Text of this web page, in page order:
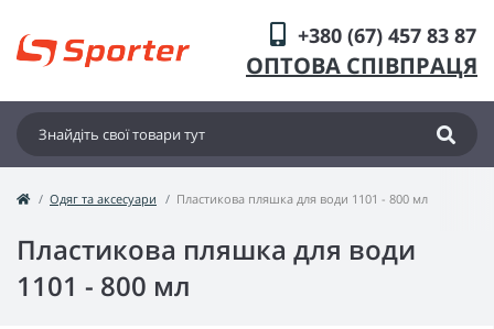
+380 (67) 457 83 87
ОПТОВА СПІВПРАЦЯ
Одяг та аксесуари Пластикова пляшка для води 1101 - 800 мл
Пластикова пляшка для води
1101 - 800 мл